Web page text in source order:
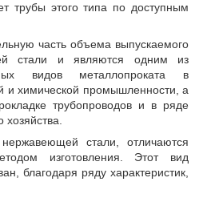
трубы этого типа по доступным
часть объема выпускаемого
стали и являются одним из
видов металлопроката в
и химической промышленности, а
трубопроводов и в ряде
хозяйства.
стали, отличаются
изготовления. Этот вид
благодаря ряду характеристик,